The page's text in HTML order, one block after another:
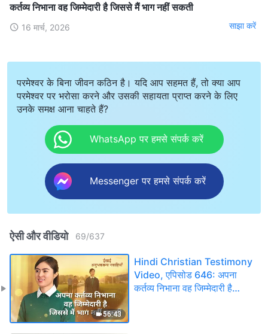
कर्तव्य निभाना वह जिम्मेदारी है जिससे मैं भाग नहीं सकती
16 मार्च, 2026 साझा करें
परमेश्वर के बिना जीवन कठिन है। यदि आप सहमत हैं, तो क्या आप
परमेश्वर पर भरोसा करने और उसकी सहायता प्राप्त करने के लिए
उनके समक्ष आना चाहते हैं?
WhatsApp पर हमसे संपर्क करें
Messenger पर हमसे संपर्क करें
ऐसी और वीडियो 69/637
56:43
Hindi Christian Testimony
Video, एपिसोड 646: अपना
कर्तव्य निभाना वह जिम्मेदारी है